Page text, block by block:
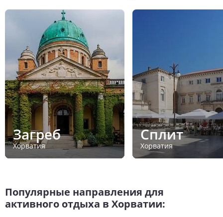
Загреб
Хорватия
Сплит
Хорватия
Популярные направления для
активного отдыха в Хорватии: